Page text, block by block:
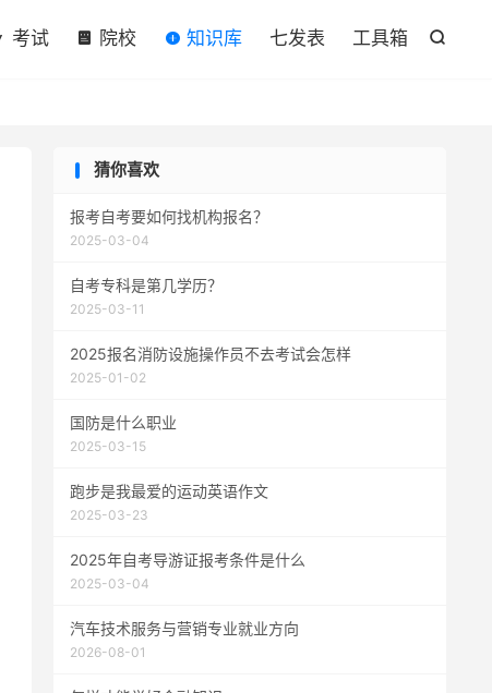

考试 院校 知识库 七发表 工具箱
猜你喜欢
报考自考要如何找机构报名？
2025-03-04
自考专科是第几学历？
2025-03-11
2025报名消防设施操作员不去考试会怎样
2025-01-02
国防是什么职业
2025-03-15
跑步是我最爱的运动英语作文
2025-03-23
2025年自考导游证报考条件是什么
2025-03-04
汽车技术服务与营销专业就业方向
2026-08-01